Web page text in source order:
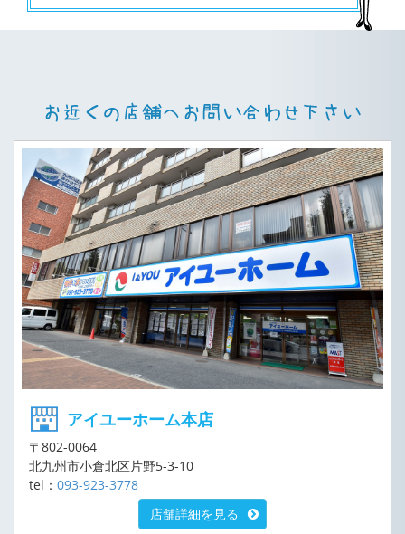
アイユーホーム本店
〒802-0064
北九州市小倉北区片野5-3-10
tel： 093-923-3778
店舗詳細を見る